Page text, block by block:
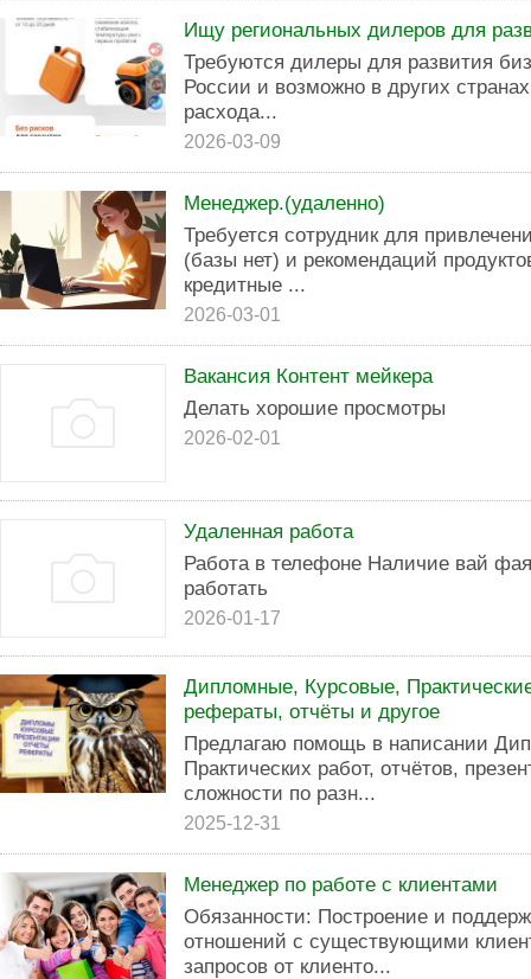
Ищу региональных дилеров для
Требуются дилеры для развития
России и возможно в других
расхода...
2026-03-09
Менеджер.(удаленно)
Требуется сотрудник для
(базы нет) и рекомендаций
кредитные ...
2026-03-01
Вакансия Контент мейкера
Делать хорошие просмотры
2026-02-01
Удаленная работа
Работа в телефоне Наличие вай
работать
2026-01-17
Дипломные, Курсовые,
рефераты, отчёты и другое
Предлагаю помощь в написании
Практических работ, отчётов,
сложности по разн...
2025-12-31
Менеджер по работе с клиентами
Обязанности: Построение и
отношений с существующими
запросов от клиенто...